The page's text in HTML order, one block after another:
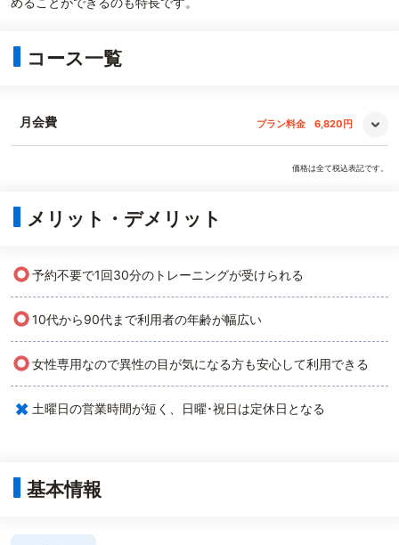
コース一覧
月会費 プラン料金 6,820円
価格は全て税込表記です。
メリット・デメリット
○予約不要で1回30分のトレーニングが受けられる
○10代から90代まで利用者の年齢が幅広い
○女性専用なので異性の目が気になる方も安心して利用できる
× 土曜日の営業時間が短く、日曜･祝日は定休日となる
基本情報